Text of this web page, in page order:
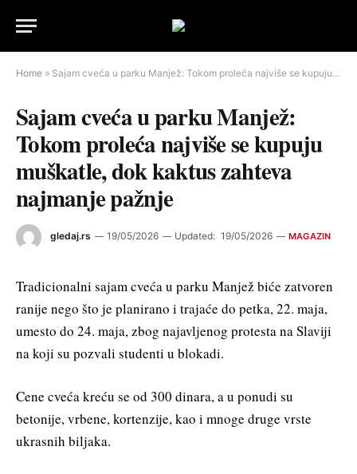
Home » Sajam cveća u parku Manjež: Tokom proleća najviše se kupuju muškatle, dok kaktus zahteva najmanje pažnje
Sajam cveća u parku Manjež:
Tokom proleća najviše se kupuju
muškatle, dok kaktus zahteva
najmanje pažnje
gledaj.rs 19/05/2026 Updated: 19/05/2026 MAGAZIN
Tradicionalni sajam cveća u parku Manjež biće zatvoren
ranije nego što je planirano i trajaće do petka, 22. maja,
umesto do 24. maja, zbog najavljenog protesta na Slaviji
na koji su pozvali studenti u blokadi.
Cene cveća kreću se od 300 dinara, a u ponudi su
betonije, vrbene, kortenzije, kao i mnoge druge vrste
ukrasnih biljaka.